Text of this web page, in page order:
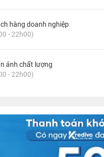
hàng doanh nghiệp
- 22h00)
ánh chất lượng
- 22h00)